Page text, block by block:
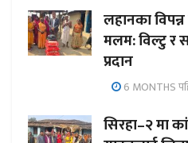
लहानका
मलम: विल्टु र
प्रदान
6 MONTHS
सिरहा–२ मा